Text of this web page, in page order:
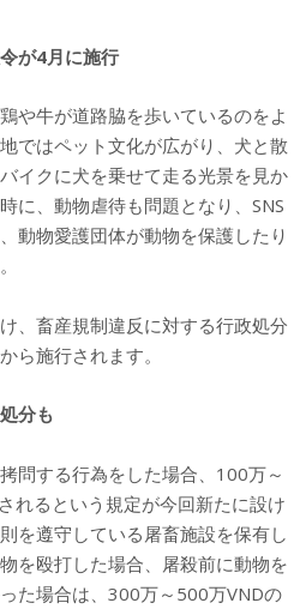
が4月に施行
や牛が道路脇を歩いているのをよ
ではペット文化が広がり、犬と散
イクに犬を乗せて走る光景を見か
に、動物虐待も問題となり、SNS
動物愛護団体が動物を保護したり
、畜産規制違反に対する行政処分
ら施行されます。
分も
問する行為をした場合、100万～
れるという規定が今回新たに設け
を遵守している屠畜施設を保有し
を殴打した場合、屠殺前に動物を
た場合は、300万～500万VNDの